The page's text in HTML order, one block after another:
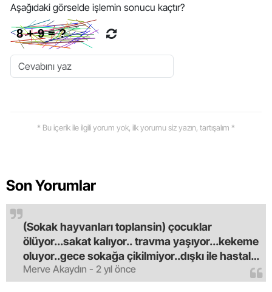
Aşağıdaki görselde işlemin sonucu kaçtır?
* Bu içerik ile ilgili yorum yok, ilk yorumu siz yazın, tartışalım *
Son Yorumlar
Merve Akaydın - 2 yıl önce
(Sokak hayvanları toplansin) çocuklar
ölüyor...sakat kalıyor.. travma yaşıyor...kekeme
oluyor..gece sokağa çikilmiyor..dışkı ile hastalık
saciyorlar.araba ve taksi olmadan eve
gldemiyoruz.artik bıktık.mama lobisinden para